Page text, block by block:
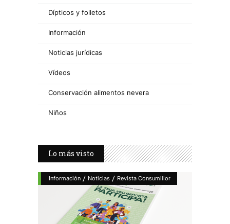
Dípticos y folletos
Información
Noticias jurídicas
Vídeos
Conservación alimentos nevera
Niños
Lo más visto
Información / Noticias / Revista Consumillor